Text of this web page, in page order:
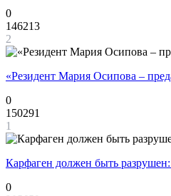
0
146213
2
«Резидент Мария Осипова –
0
150291
1
Карфаген должен быть разрушен:
0